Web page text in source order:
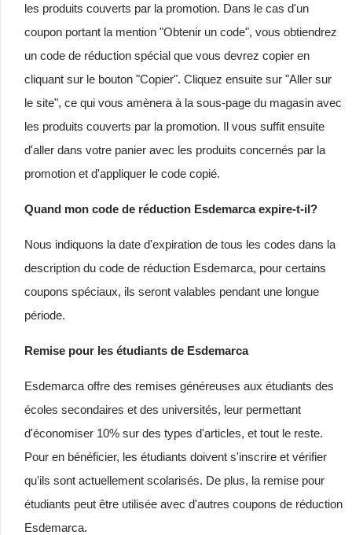
les produits couverts par la promotion. Dans le cas d'un
coupon portant la mention "Obtenir un code", vous obtiendrez
un code de réduction spécial que vous devrez copier en
cliquant sur le bouton "Copier". Cliquez ensuite sur "Aller sur
le site", ce qui vous amènera à la sous-page du magasin avec
les produits couverts par la promotion. Il vous suffit ensuite
d'aller dans votre panier avec les produits concernés par la
promotion et d'appliquer le code copié.
Quand mon code de réduction Esdemarca expire-t-il?
Nous indiquons la date d'expiration de tous les codes dans la
description du code de réduction Esdemarca, pour certains
coupons spéciaux, ils seront valables pendant une longue
période.
Remise pour les étudiants de Esdemarca
Esdemarca offre des remises généreuses aux étudiants des
écoles secondaires et des universités, leur permettant
d'économiser 10% sur des types d'articles, et tout le reste.
Pour en bénéficier, les étudiants doivent s'inscrire et vérifier
qu'ils sont actuellement scolarisés. De plus, la remise pour
étudiants peut être utilisée avec d'autres coupons de réduction
Esdemarca.